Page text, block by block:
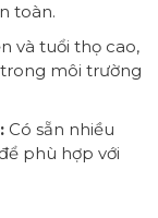
toàn.
và tuổi thọ cao,
môi trường
Có sẵn nhiều
phù hợp với